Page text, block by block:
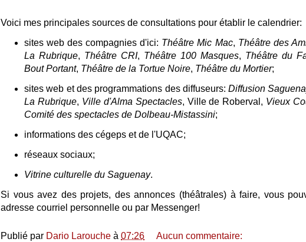
Voici mes principales sources de consultations pour établir le calendrier:
sites web des compagnies d'ici: Théâtre Mic Mac, Théâtre des
La Rubrique, Théâtre CRI, Théâtre 100 Masques, Théâtre du
Bout Portant, Théâtre de la Tortue Noire, Théâtre du Mortier;
sites web et des programmations des diffuseurs:Diffusion
La Rubrique, Ville d'Alma Spectacles, Ville de Roberval, Vieux
Comité des spectacles de Dolbeau-Mistassini;
informations des cégeps et de l'UQAC;
réseaux sociaux;
Vitrine culturelle du Saguenay.
Si vous avez des projets, des annonces (théâtrales) à faire, vous
adresse courriel personnelle ou par Messenger!
Publié par Dario Larouche à 07:26
Aucun commentaire: